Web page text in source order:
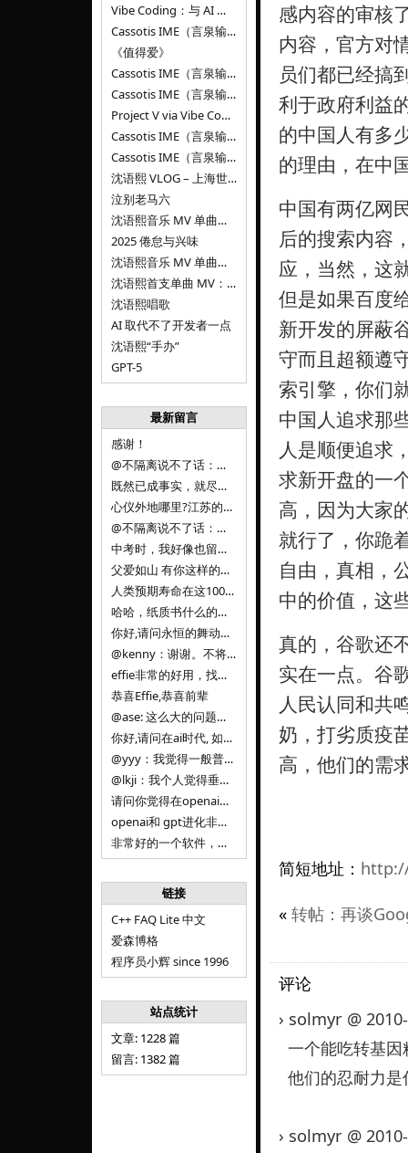
Vibe Coding：与 AI 并肩进步——言泉输入法 v0.4.1
Cassotis IME（言泉输入法）v0.3.1
《值得爱》
Cassotis IME（言泉输入法）v0.2.0
Cassotis IME（言泉输入法）v0.1.0
Project V via Vibe Coding
Cassotis IME（言泉输入法）阶段二
Cassotis IME（言泉输入法）
沈语熙 VLOG – 上海世博文化公园双子山
泣别老马六
沈语熙音乐 MV 单曲第三弹：代码与白T恤
2025 倦怠与兴味
沈语熙音乐 MV 单曲第二弹：优雅时间
沈语熙首支单曲 MV：告别的倒影
沈语熙唱歌
AI 取代不了开发者一点
沈语熙“手办”
GPT-5
最新留言
感谢！
@不隔离说不了话：浙江的
既然已成事实，就尽量接受了。 事情未能如愿已是不幸，没必要为此反复纠结来进行不必要的自我惩罚。 之前问过家里的小朋友是否想学编
心仪外地哪里?江苏的？顺其自然，全面发展才是。
@不隔离说不了话：确实，一晃三年。
中考时，我好像也留言过的，可乐好像和我们考得差不多。 一晃三年，我们江苏24年，物化生612分，女孩。 其实高考只是长跑的
父爱如山 有你这样的父亲做后盾，可乐未来的路一定会走得踏实又精彩
人类预期寿命在这100年，每2-3年增长一岁，到你们这一代大概率能到100岁，46岁还是正当年,可能不是八九点中的太阳了，但还是1
哈哈，纸质书什么的目前没有打算和计划，微信读书我不太熟悉，研究看看。目前，我只发在自己博客和起点上。关于小说内容方面，谢谢你的建议
你好,请问永恒的舞动什么时候可以出版纸质书,或者登陆微信读书.另外小说内容能不能更大气一些,不要只是局限于与一对男女的爱情和ai安
@kenny：谢谢。不将GIF显示为动图，主要是考虑到Effie本身的“极简、无干扰”的设计哲学，动图无疑是“干扰”之一。
effie非常的好用，找了很多年，终于找到这款，已经推荐给身边不少朋友使用和付费。有个小建议，文档里面是否可以增加gif的动图显示
恭喜Effie,恭喜前辈
@ase: 这么大的问题，我觉得我并没有答案。又或者说，每个人（公司）有自己的答案。
你好,请问在ai时代, 如何做软件. 是像以前那样,先构建软件的功能界面和服务,比如Office,嘀嘀打车,airbnb那样的界面
@yyy：我觉得一般普通人（非技术类以及非AI专业领域的人）会接触到的大语言模型肯定是大厂的超级模型。开源模型以后会更多被用在垂直
@lkji：我个人觉得垂直模型会自成一条发展线路的。AI 落地实际应用，一定还是垂直领域会更多。只是，垂直领域每个领域都不大，所以
请问你觉得在openai大语言模型一日千里的情况下，人们还需要去了解学习理解使用开源模型吗，还是说只需要使用openai的大语言模
openai和 gpt进化非常快， 还有垂直模型的机会吗
非常好的一个软件，恭喜。
链接
C++ FAQ Lite 中文
爱森博格
程序员小辉 since 1996
站点统计
文章: 1228 篇
留言: 1382 篇
感内容的审核
内容，官方对
员们都已经搞
利于政府利益
的中国人有多
的理由，在中
中国有两亿网
后的搜索内容
应，当然，这
但是如果百度
新开发的屏蔽
守而且超额遵
索引擎，你们
中国人追求那
人是顺便追求
求新开盘的一
高，因为大家
就行了，你跪
自由，真相，
中的价值，这
真的，谷歌还
实在一点。谷
人民认同和共
奶，打劣质疫
高，他们的需
简短地址：
« 转帖：再谈
评论
› solmyr @
一个能吃转基
他们的忍耐力
› solmyr @